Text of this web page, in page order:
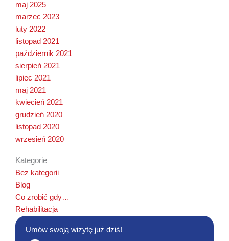
maj 2025
marzec 2023
luty 2022
listopad 2021
październik 2021
sierpień 2021
lipiec 2021
maj 2021
kwiecień 2021
grudzień 2020
listopad 2020
wrzesień 2020
Kategorie
Bez kategorii
Blog
Co zrobić gdy…
Rehabilitacja
Umów swoją wizytę już dziś!